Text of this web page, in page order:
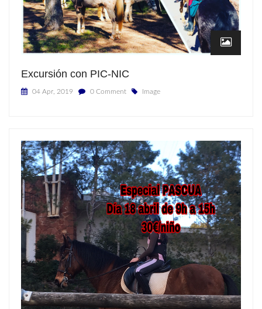
Excursión con PIC-NIC
04 Apr, 2019 0 Comment Image